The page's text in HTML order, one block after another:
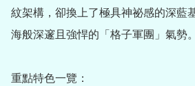
紋架構，卻換上了極具神祕感的深藍
海般深邃且強悍的「格子軍團」氣勢。
重點特色一覽：